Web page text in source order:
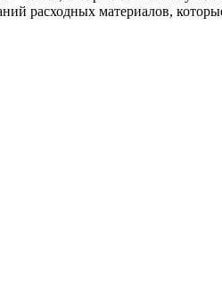
расходных материалов,